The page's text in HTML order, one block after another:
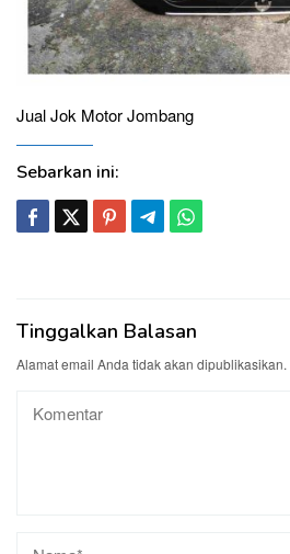
Jual Jok Motor Jombang
Sebarkan ini:
Tinggalkan Balasan
Alamat email Anda tidak akan dipublikasikan.